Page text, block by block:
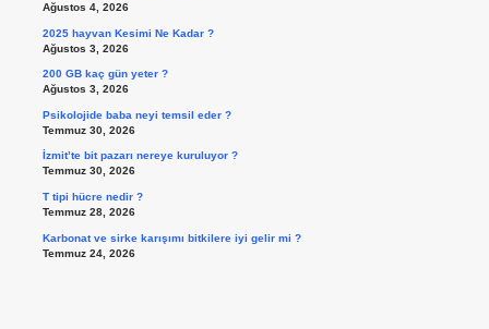
Ağustos 4, 2026
2025 hayvan Kesimi Ne Kadar ?
Ağustos 3, 2026
200 GB kaç gün yeter ?
Ağustos 3, 2026
Psikolojide baba neyi temsil eder ?
Temmuz 30, 2026
İzmit’te bit pazarı nereye kuruluyor ?
Temmuz 30, 2026
T tipi hücre nedir ?
Temmuz 28, 2026
Karbonat ve sirke karışımı bitkilere iyi gelir mi ?
Temmuz 24, 2026